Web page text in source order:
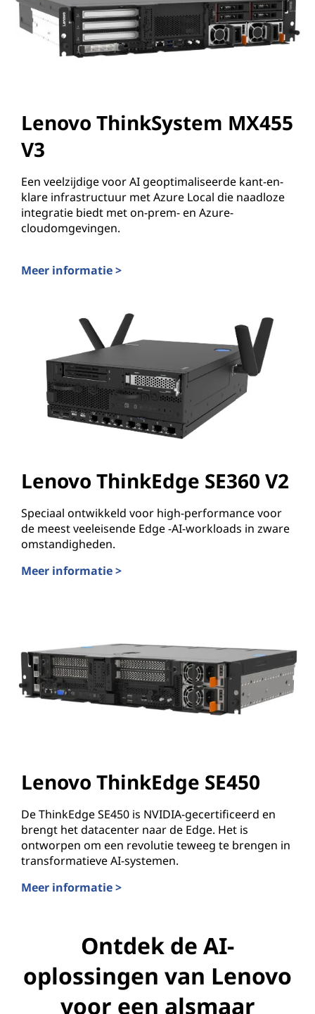
Lenovo ThinkSystem MX455
V3
Een veelzijdige voor AI geoptimaliseerde kant-en-
klare infrastructuur met Azure Local die naadloze
integratie biedt met on-prem- en Azure-
cloudomgevingen.
Meer informatie >
Lenovo ThinkEdge SE360 V2
Speciaal ontwikkeld voor high-performance voor
de meest veeleisende Edge -AI-workloads in zware
omstandigheden.
Meer informatie >
Lenovo ThinkEdge SE450
De ThinkEdge SE450 is NVIDIA-gecertificeerd en
brengt het datacenter naar de Edge. Het is
ontworpen om een revolutie teweeg te brengen in
transformatieve AI-systemen.
Meer informatie >
Ontdek de AI-
oplossingen van Lenovo
voor een alsmaar